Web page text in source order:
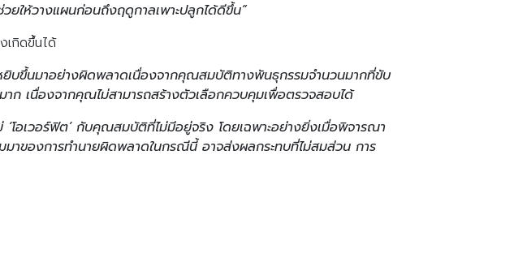
ยให้วางแผนก่อนถึงฤดูกาลเพาะปลูกได้ดีขึ้น”
เกิดขึ้นได้
บขึ้นมาอย่างผิดพลาดเนื่องจากคุณสมบัติทางพันธุกรรมจำนวนมากที่ขับ
าก เนื่องจากคุณไม่สามารถสร้างตัวเลือกควบคุมเพื่อตรวจสอบได้
‘โอเวอร์ฟิต’ กับคุณสมบัติที่ไม่มีอยู่จริง โดยเฉพาะอย่างยิ่งเมื่อพิจารณา
าของการทำนายผิดพลาดในกรณีนี้ อาจส่งผลกระทบที่ไม่สมส่วน การ